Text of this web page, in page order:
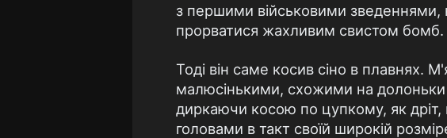
з першими вiйськовими зведеннями,
прорватися жахливим свистом бомб.
Тодi вiн саме косив сiно в плавнях.
малюсiнькими, схожими на
диркаючи косою по цупкому, як
головами в такт своїй широкiй